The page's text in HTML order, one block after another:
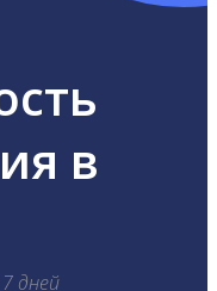
в
дней